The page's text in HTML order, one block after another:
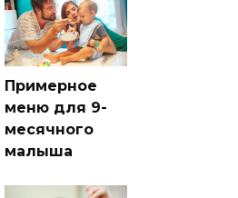
Примерное
меню для 9-
месячного
малыша